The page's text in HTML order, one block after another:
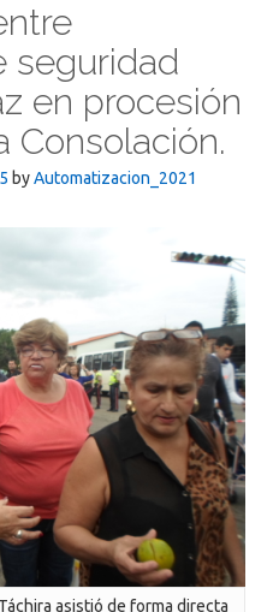
seguridad
en procesión
Consolación.
byAutomatizacion_2021
asistió de forma directa